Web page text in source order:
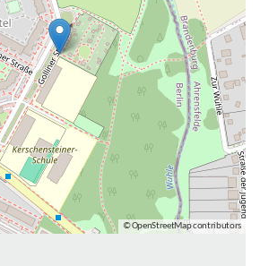
© OpenStreetMap contributors